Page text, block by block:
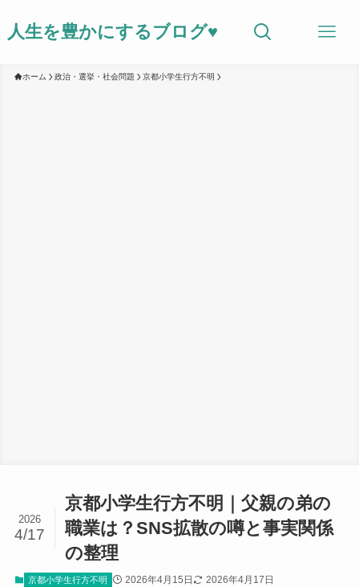
人生を豊かにするブログ♥
ホーム 政治・選挙・社会問題 京都小学生行方不明
京都小学生行方不明｜父親の弟の
職業は？SNS拡散の噂と事実関係
の整理
2026
4/17
京都小学生行方不明 2026年4月15日 2026年4月17日